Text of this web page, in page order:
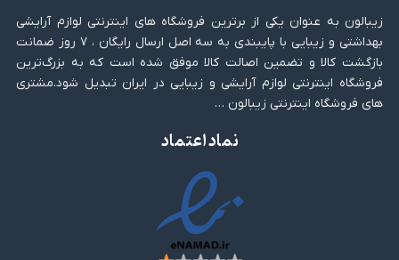
زیبالون به عنوان یکی از برترین فروشگاه های اینترنتی لوازم آرایشی
بهداشتی و زیبایی با پایبندی به سه اصل ارسال رایگان ، ۷ روز ضمانت
بازگشت کالا و تضمین اصالت کالا موفق شده است که به بزرگ‌ترین
فروشگاه اینترنتی لوازم آرایشی و زیبایی در ایران تبدیل شود.مشتری
های فروشگاه اینترنتی زیبالون …
نماد اعتماد